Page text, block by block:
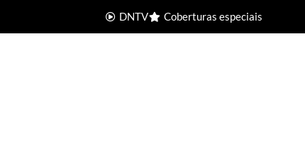
DNTV Coberturas especiais